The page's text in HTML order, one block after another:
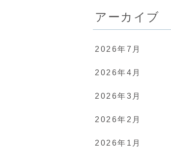
アーカイブ
2026年7月
2026年4月
2026年3月
2026年2月
2026年1月